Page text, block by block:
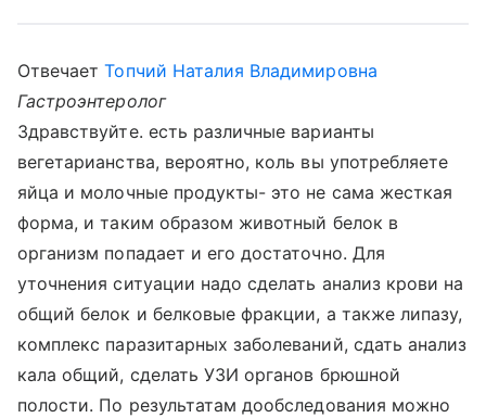
ОтвечаетТопчий Наталия Владимировна
Гастроэнтеролог
Здравствуйте. есть различные варианты
вегетарианства, вероятно, коль вы употребляете
яйца и молочные продукты- это не сама жесткая
форма, и таким образом животный белок в
организм попадает и его достаточно. Для
уточнения ситуации надо сделать анализ крови на
общий белок и белковые фракции, а также липазу,
комплекс паразитарных заболеваний, сдать анализ
кала общий, сделать УЗИ органов брюшной
полости. По результатам дообследования можно